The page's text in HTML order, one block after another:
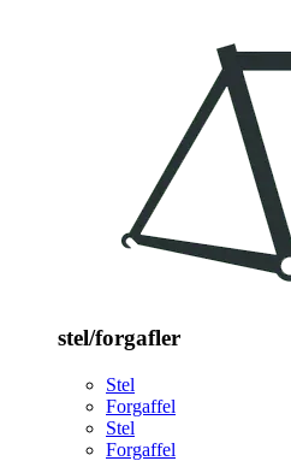
stel/forgafler
Stel
Forgaffel
Stel
Forgaffel